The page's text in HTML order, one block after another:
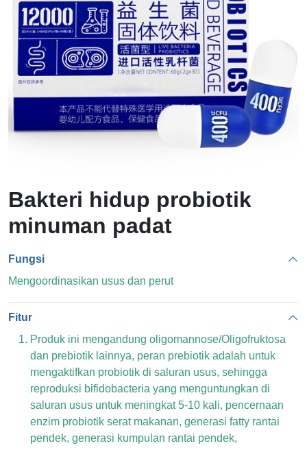
Bakteri hidup probiotik
minuman padat
Fungsi
Mengoordinasikan usus dan perut
Fitur
Produk ini mengandung oligomannose/Oligofruktosa
dan prebiotik lainnya, peran prebiotik adalah untuk
mengaktifkan probiotik di saluran usus, sehingga
reproduksi bifidobacteria yang menguntungkan di
saluran usus untuk meningkat 5-10 kali, pencernaan
enzim probiotik serat makanan, generasi fatty rantai
pendek, generasi kumpulan rantai pendek,